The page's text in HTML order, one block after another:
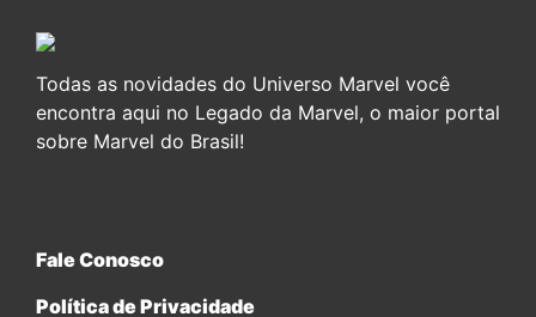
Todas as novidades do Universo Marvel você
encontra aqui no Legado da Marvel, o maior portal
sobre Marvel do Brasil!
Fale Conosco
Política de Privacidade